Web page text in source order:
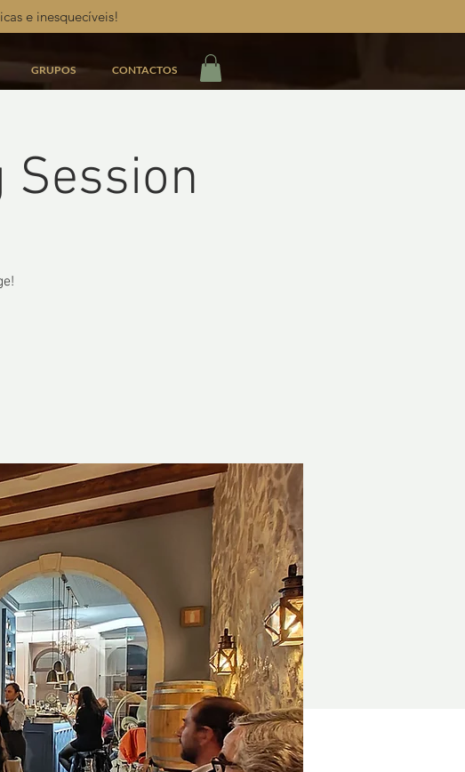
e inesquecíveis!
GRUPOS CONTACTOS
Session